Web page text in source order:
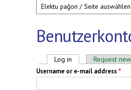
Primary tabs
Log in (active tab)Request
Username or e-mail address *